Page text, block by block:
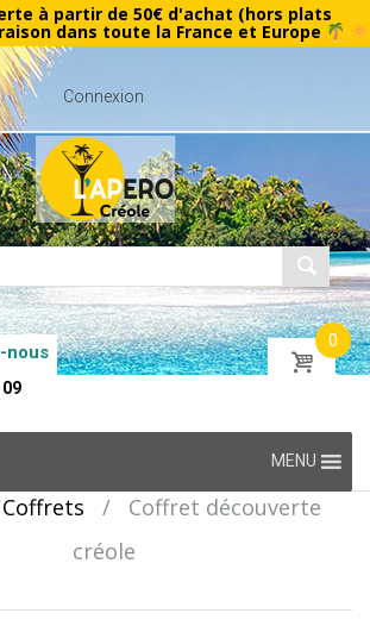
à partir de 50€ d'achat (hors plats
dans toute la France et Europe
Connexion
nous
09
0
MENU
Coffrets /
Coffret découverte
créole